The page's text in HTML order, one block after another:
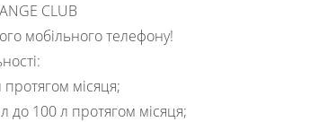
CLUB
мобільного телефону!
місяця;
до 100 л протягом місяця;